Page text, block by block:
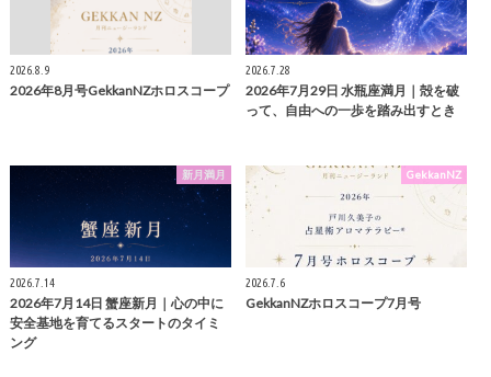
2026.8.9
2026年8月号GekkanNZホロスコープ
2026.7.28
2026年7月29日 水瓶座満月｜殻を破
って、自由への一歩を踏み出すとき
新月満月
2026.7.14
2026年7月14日 蟹座新月｜心の中に
安全基地を育てるスタートのタイミ
ング
GekkanNZ
2026.7.6
GekkanNZホロスコープ7月号